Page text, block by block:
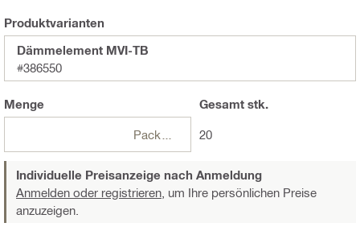
Produktvarianten
Dämmelement MVI-TB
#386550
Menge
Packungen
Gesamtstk.
20
Individuelle Preisanzeige nach Anmeldung
Anmelden oder registrieren, um Ihre persönlichen Preise
anzuzeigen.